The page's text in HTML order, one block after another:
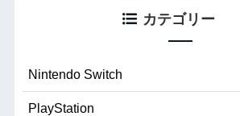
カテゴリー
Nintendo Switch
PlayStation